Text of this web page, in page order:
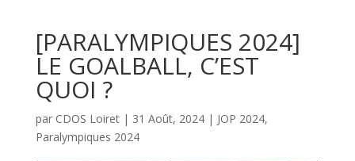
[PARALYMPIQUES 2024]
LE GOALBALL, C’EST
QUOI ?
par CDOS Loiret| 31 Août, 2024| JOP 2024,
Paralympiques 2024